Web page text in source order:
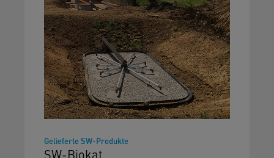
Gelieferte SW-Produkte
SW-Biokat